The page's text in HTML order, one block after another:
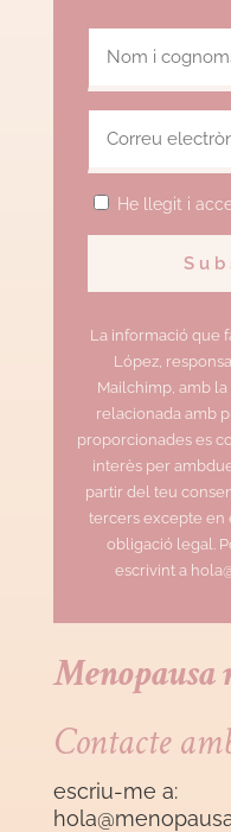
He llegit i
La informació que
López,
Mailchimp, amb
relacionada amb
proporcionades es
interès per
partir del teu
tercers excepte en
obligació legal.
escrivint a
Menopausa
Contacte
escriu-me a: